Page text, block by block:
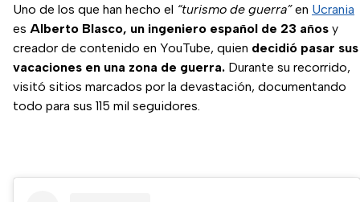
Uno de los que han hecho el “turismo de guerra”en Ucrania
es Alberto Blasco, un ingeniero español de 23 años y
creador de contenido en YouTube, quien decidió pasar sus
vacaciones en una zona de guerra. Durante su recorrido,
visitó sitios marcados por la devastación, documentando
todo para sus 115 mil seguidores.